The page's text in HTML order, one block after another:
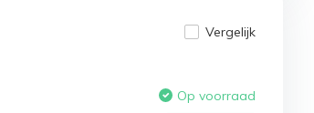
Vergelijk
Op voorraad